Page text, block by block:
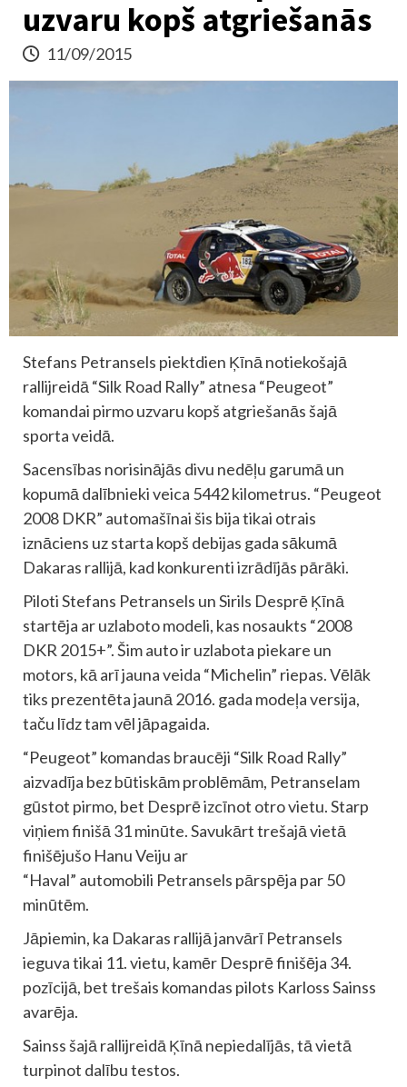
uzvaru kopš atgriešanās
11/09/2015
Stefans Petransels piektdien Ķīnā notiekošajā
rallijreidā “Silk Road Rally” atnesa “Peugeot”
komandai pirmo uzvaru kopš atgriešanās šajā
sporta veidā.
Sacensības norisinājās divu nedēļu garumā un
kopumā dalībnieki veica 5442 kilometrus. “Peugeot
2008 DKR” automašīnai šis bija tikai otrais
iznāciens uz starta kopš debijas gada sākumā
Dakaras rallijā, kad konkurenti izrādījās pārāki.
Piloti Stefans Petransels un Sirils Desprē Ķīnā
startēja ar uzlaboto modeli, kas nosaukts “2008
DKR 2015+”. Šim auto ir uzlabota piekare un
motors, kā arī jauna veida “Michelin” riepas. Vēlāk
tiks prezentēta jaunā 2016. gada modeļa versija,
taču līdz tam vēl jāpagaida.
“Peugeot” komandas braucēji “Silk Road Rally”
aizvadīja bez būtiskām problēmām, Petranselam
gūstot pirmo, bet Desprē izcīnot otro vietu. Starp
viņiem finišā 31 minūte. Savukārt trešajā vietā
finišējušo Hanu Veiju ar
“Haval” automobili Petransels pārspēja par 50
minūtēm.
Jāpiemin, ka Dakaras rallijā janvārī Petransels
ieguva tikai 11. vietu, kamēr Desprē finišēja 34.
pozīcijā, bet trešais komandas pilots Karloss Sainss
avarēja.
Sainss šajā rallijreidā Ķīnā nepiedalījās, tā vietā
turpinot dalību testos.